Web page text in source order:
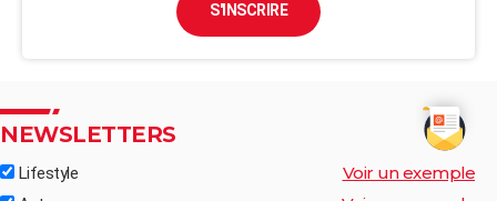
S'INSCRIRE
NEWSLETTERS
Lifestyle Voir un exemple